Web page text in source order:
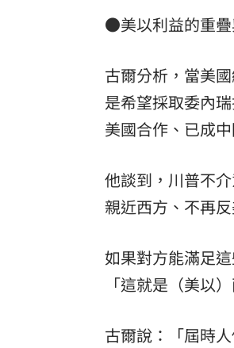
●美以利益的重
古爾分析，當美
是希望採取委內
美國合作、已成
他談到，川普不
親近西方、不再
如果對方能滿足
「這就是（美以
古爾說：「屆時